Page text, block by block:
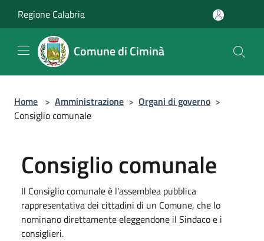
Regione Calabria
Comune di Ciminà
Home > Amministrazione > Organi di governo >
Consiglio comunale
Consiglio comunale
Il Consiglio comunale è l'assemblea pubblica
rappresentativa dei cittadini di un Comune, che lo
nominano direttamente eleggendone il Sindaco e i
consiglieri.